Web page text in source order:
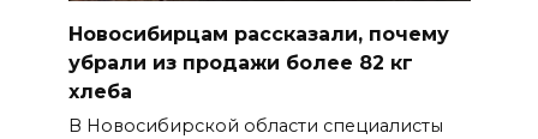
Новосибирцам рассказали, почему
убрали из продажи более 82 кг
хлеба
В Новосибирской области специалисты